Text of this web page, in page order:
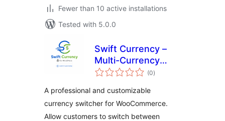
Fewer than 10 active installations
Tested with 5.0.0
Swift Currency –
Multi-Currency
Switcher for(0total
ratings
)
A professional and customizable
currency switcher for WooCommerce.
Allow customers to switch between